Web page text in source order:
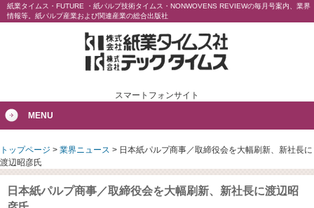
紙業タイムス・FUTURE ・紙パルプ技術タイムス・NONWOVENS REVIEWの毎月号案内、業界
情報等。紙パルプ産業および関連産業の総合出版社
スマートフォンサイト
MENU
トップページ > 業界ニュース > 日本紙パルプ商事／取締役会を大幅刷新、新社長に
渡辺昭彦氏
日本紙パルプ商事／取締役会を大幅刷新、新社長に渡辺昭